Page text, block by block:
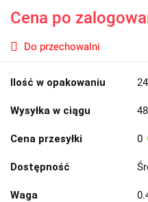
Cena po
Do przechowalni
Ilość w opakowaniu
Wysyłka w ciągu
Cena przesyłki 0
Dostępność
Waga